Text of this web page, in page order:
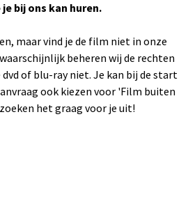
bij ons kan huren.
maar vind je de film niet in onze
beheren wij de rechten
of blu-ray niet. Je kan bij de start
ook kiezen voor 'Film buiten
het graag voor je uit!